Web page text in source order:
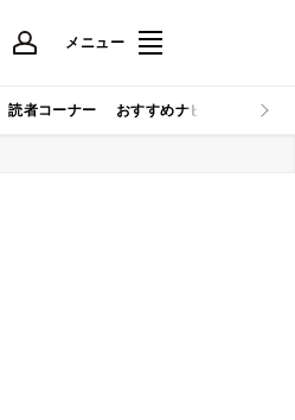
メニュー
読者コーナー おすすめナビ マイナビ